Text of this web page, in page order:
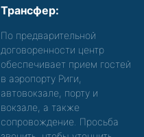
Трансфер:
По предварительной
договоренности центр
обеспечивает прием гостей
в аэропорту Риги,
автовокзале, порту и
вокзале, а также
сопровождение. Просьба